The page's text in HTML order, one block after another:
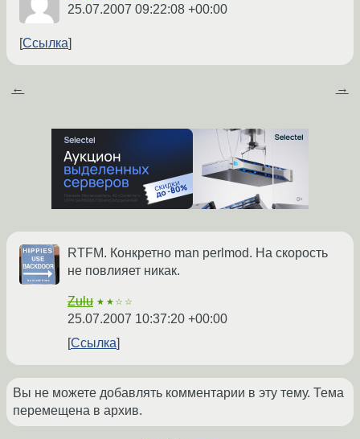
25.07.2007 09:22:08 +00:00
Ссылка
← →
RTFM. Конкретно man perlmod. На скорость
не повлияет никак.
Zulu ★★☆☆
25.07.2007 10:37:20 +00:00
Ссылка
Вы не можете добавлять комментарии в эту тему. Тема
перемещена в архив.